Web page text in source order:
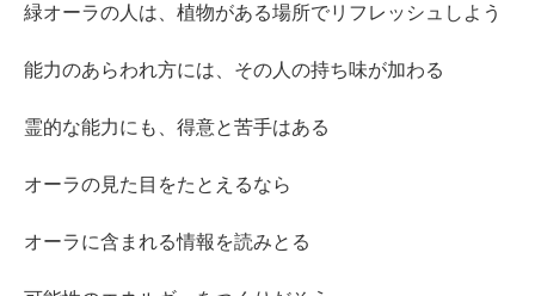
緑オーラの人は、植物がある場所でリフレッシュしよう
能力のあらわれ方には、その人の持ち味が加わる
霊的な能力にも、得意と苦手はある
オーラの見た目をたとえるなら
オーラに含まれる情報を読みとる